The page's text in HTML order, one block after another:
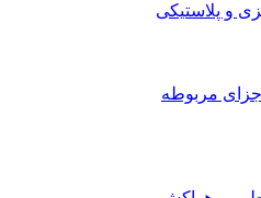
و پلاستیکی
اجزای مربوطه